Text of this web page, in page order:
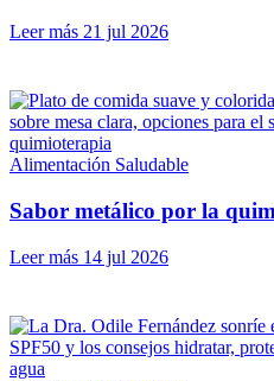
Leer más 21 jul 2026
Alimentación Saludable
Sabor metálico por la
Leer más 14 jul 2026